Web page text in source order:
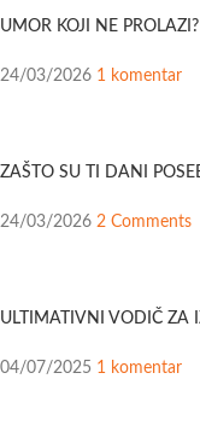
UMOR KOJI NE
24/03/2026 1 komentar
ZAŠTO SU TI DANI
24/03/2026 2 Comments
ULTIMATIVNI VODIČ ZA
04/07/2025 1 komentar